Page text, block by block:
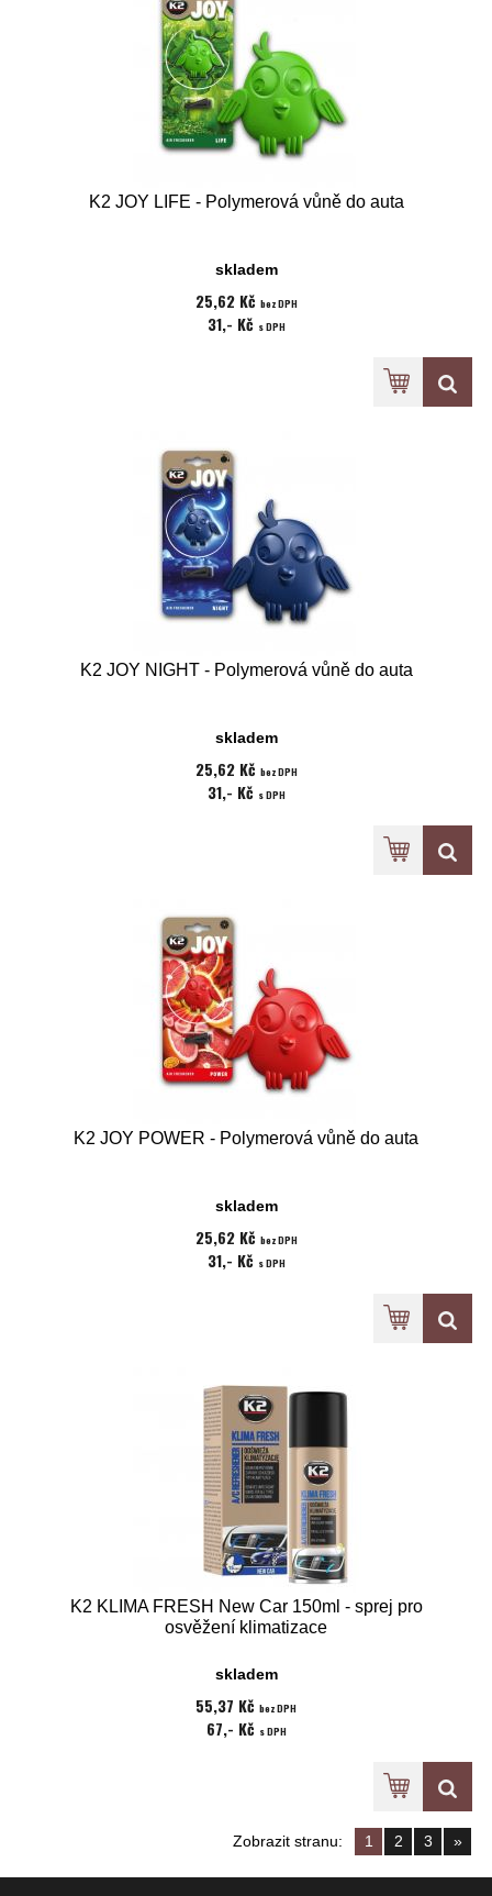
K2 JOY LIFE - Polymerová vůně do auta
skladem
25,62 Kč bez DPH
31,- Kč s DPH
K2 JOY NIGHT - Polymerová vůně do auta
skladem
25,62 Kč bez DPH
31,- Kč s DPH
K2 JOY POWER - Polymerová vůně do auta
skladem
25,62 Kč bez DPH
31,- Kč s DPH
K2 KLIMA FRESH New Car 150ml - sprej pro
osvěžení klimatizace
skladem
55,37 Kč bez DPH
67,- Kč s DPH
Zobrazit stranu: 1 2 3 »